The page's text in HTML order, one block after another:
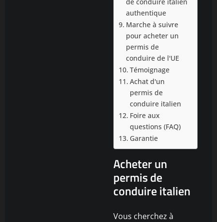
authentique
Marche à suivre
pour acheter un
permis de
conduire de l'UE
Témoignage
Achat d'un
permis de
conduire italien
Foire aux
questions (FAQ)
Garantie
Acheter un
permis de
conduire italien
Vous cherchez à